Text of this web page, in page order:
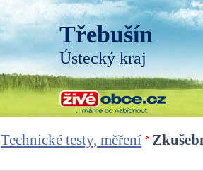
Třebušín
Ústecký kraj
Technické testy, měření